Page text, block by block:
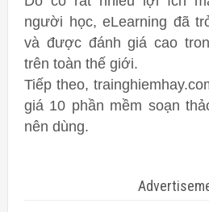
người học, eLearning đã
và được đánh giá cao
trên toàn thế giới.
Tiếp theo,
giá 10 phần mềm soạn
nên dùng.